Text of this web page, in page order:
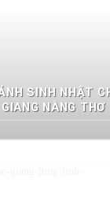
SINH NHẬT
GIANG NÀNG THƠ